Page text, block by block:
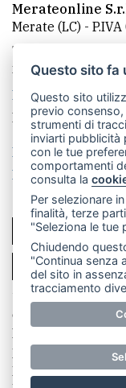
Merateonline
Merate (LC) -
Telefono:
mail:
La redazione
Made by VIP
Privacy policy
Rivedi le tue
© Copyright
E' proibita la
parziale di testi,
preventiva
Questo sito fa
Questo sito
previo
strumenti di
inviarti pubblicità
con le tue
comportamenti
consulta la
Per selezionare
finalità, terze
"Seleziona le tue
Chiudendo
"Continua senza
del sito in
tracciamento